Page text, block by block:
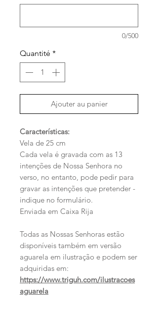
0/500
Quantité *
Ajouter au panier
Características:
Vela de 25 cm
Cada vela é gravada com as 13
intenções de Nossa Senhora no
verso, no entanto, pode pedir para
gravar as intenções que pretender -
indique no formulário.
Enviada em Caixa Rija
Todas as Nossas Senhoras estão
disponíveis também em versão
aguarela em ilustração e podem ser
adquiridas em:
https://www.triguh.com/ilustracoes
aguarela